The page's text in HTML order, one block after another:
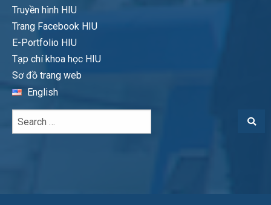
Truyền hình HIU
Trang Facebook HIU
E-Portfolio HIU
Tạp chí khoa học HIU
Sơ đồ trang web
English